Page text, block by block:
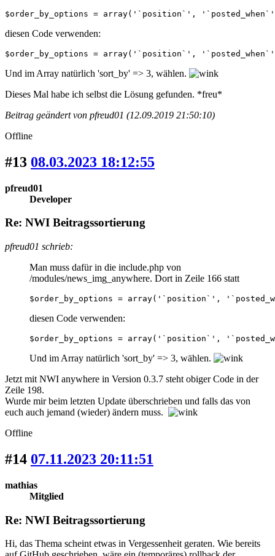
$order_by_options = array('`position`',
diesen Code verwenden:
$order_by_options = array('`position`',
Und im Array natürlich 'sort_by' => 3, wählen.
Dieses Mal habe ich selbst die Lösung gefunden. *freu*
Beitrag geändert von pfreud01 (12.09.2019 21:50:10)
Offline
#13 08.03.2023 18:12:55
pfreud01
Developer
Re: NWI Beitragssortierung
pfreud01 schrieb:
Man muss dafür in die include.php von
/modules/news_img_anywhere. Dort in Zeile 166 statt
$order_by_options = array('`position`',
diesen Code verwenden:
$order_by_options = array('`position`',
Und im Array natürlich 'sort_by' => 3, wählen.
Jetzt mit NWI anywhere in Version 0.3.7 steht obiger Code in der
Zeile 198.
Wurde mir beim letzten Update überschrieben und falls das von
euch auch jemand (wieder) ändern muss.
Offline
#14 07.11.2023 20:11:51
mathias
Mitglied
Re: NWI Beitragssortierung
Hi, das Thema scheint etwas in Vergessenheit geraten. Wie bereits